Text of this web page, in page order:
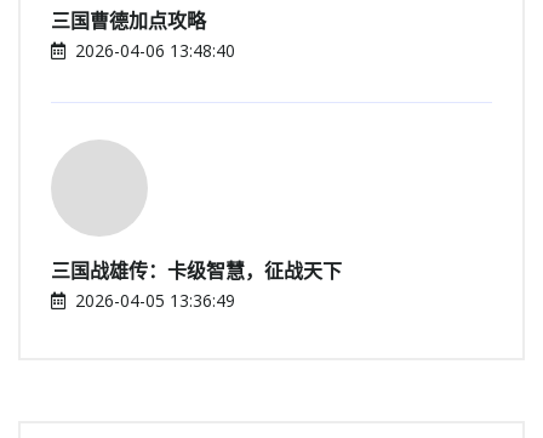
三国曹德加点攻略
2026-04-06 13:48:40
三国战雄传：卡级智慧，征战天下
2026-04-05 13:36:49